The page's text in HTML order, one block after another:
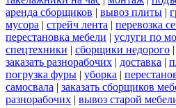
аренда сборщиков | вывоз плиты |
мусора | стрейч лента | перевозка
перестановка мебели | услуги по
спецтехники | сборщики недорого |
заказать разнорабочих | доставка |
погрузка фуры | уборка |
самосвала | заказать сборщиков
разнорабочих | вывоз старой